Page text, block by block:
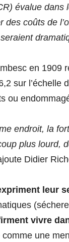
évalue dans
des coûts de
en 1909
sur l’échelle
ou
endroit, la
plus lourd,
Didier
leur
vivre
une